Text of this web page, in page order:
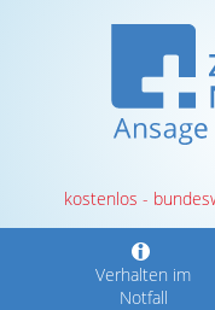
kostenlos -
Verhalten im
Notfall